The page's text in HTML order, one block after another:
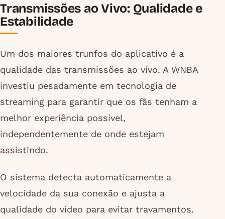
Transmissões ao Vivo: Qualidade e
Estabilidade
Um dos maiores trunfos do aplicativo é a
qualidade das transmissões ao vivo. A WNBA
investiu pesadamente em tecnologia de
streaming para garantir que os fãs tenham a
melhor experiência possível,
independentemente de onde estejam
assistindo.
O sistema detecta automaticamente a
velocidade da sua conexão e ajusta a
qualidade do vídeo para evitar travamentos.